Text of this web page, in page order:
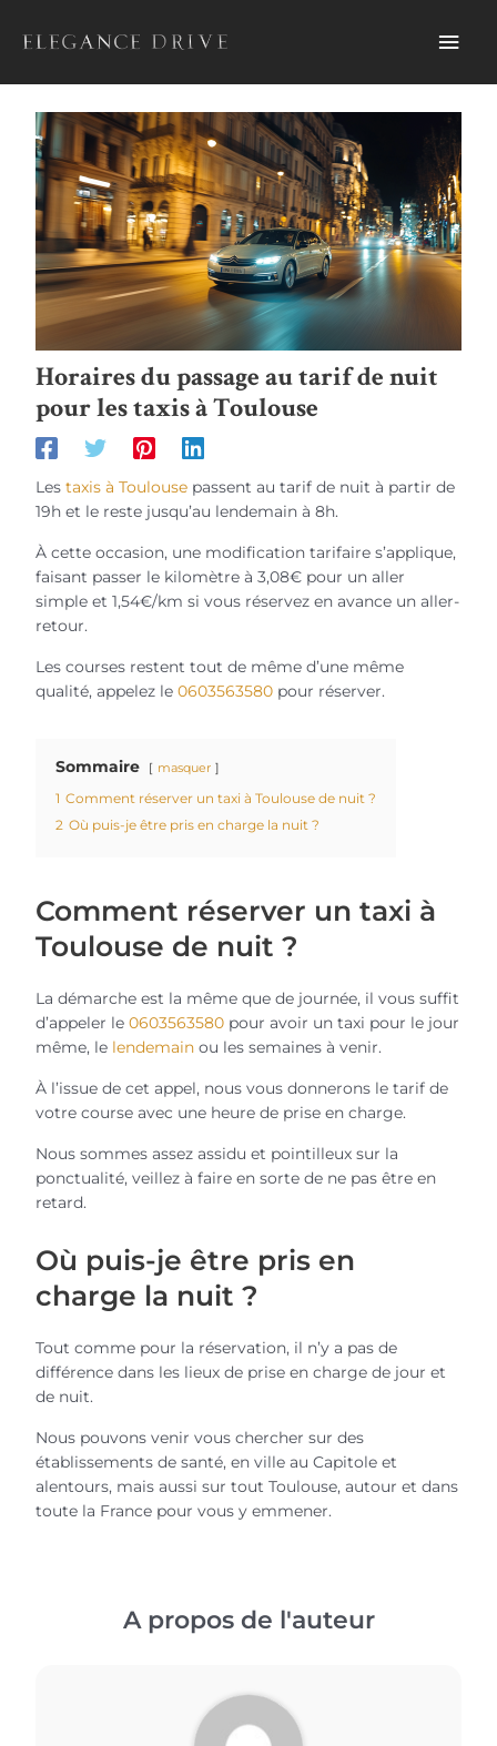
Horaires du passage au tarif de nuit
pour les taxis à Toulouse
Lestaxis à Toulouse passent au tarif de nuit à partir de
19h et le reste jusqu’au lendemain à 8h.
À cette occasion, une modification tarifaire s’applique,
faisant passer le kilomètre à 3,08€ pour un aller
simple et 1,54€/km si vous réservez en avance un aller-
retour.
Les courses restent tout de même d’une même
qualité, appelez le0603563580 pour réserver.
Sommaire masquer
1 Comment réserver un taxi à Toulouse de nuit ?
2 Où puis-je être pris en charge la nuit ?
Comment réserver un taxi à
Toulouse de nuit ?
La démarche est la même que de journée, il vous suffit
d’appeler le0603563580 pour avoir un taxi pour le jour
même, le lendemain ou les semaines à venir.
À l’issue de cet appel, nous vous donnerons le tarif de
votre course avec une heure de prise en charge.
Nous sommes assez assidu et pointilleux sur la
ponctualité, veillez à faire en sorte de ne pas être en
retard.
Où puis-je être pris en
charge la nuit ?
Tout comme pour la réservation, il n’y a pas de
différence dans les lieux de prise en charge de jour et
de nuit.
Nous pouvons venir vous chercher sur des
établissements de santé, en ville au Capitole et
alentours, mais aussi sur tout Toulouse, autour et dans
toute la France pour vous y emmener.
A propos de l'auteur